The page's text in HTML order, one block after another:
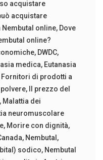
acquistare
acquistare
Nembutal online, Dove
online?
, DWDC,
medica, Eutanasia
Fornitori di prodotti a
,
Il prezzo del
, Malattia dei
neuromuscolare
, Morire con dignità,
, Nembutal ,
sodico, Nembutal